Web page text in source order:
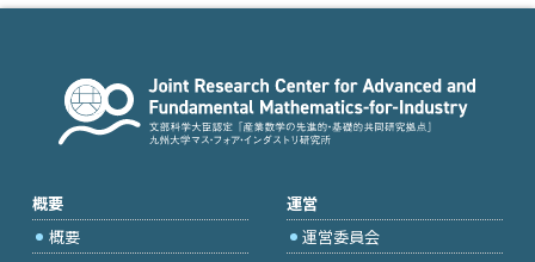
概要
概要
運営
運営委員会